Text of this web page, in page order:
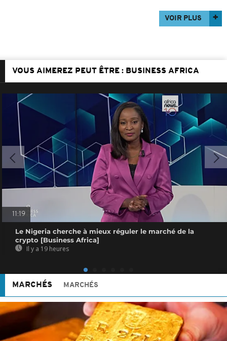
VOIR PLUS
VOUS AIMEREZ PEUT ÊTRE : BUSINESS AFRICA
11:19
Le Nigeria cherche à mieux réguler le marché de la
crypto [Business Africa]
Il y a 19 heures
MARCHÉS MARCHÉS